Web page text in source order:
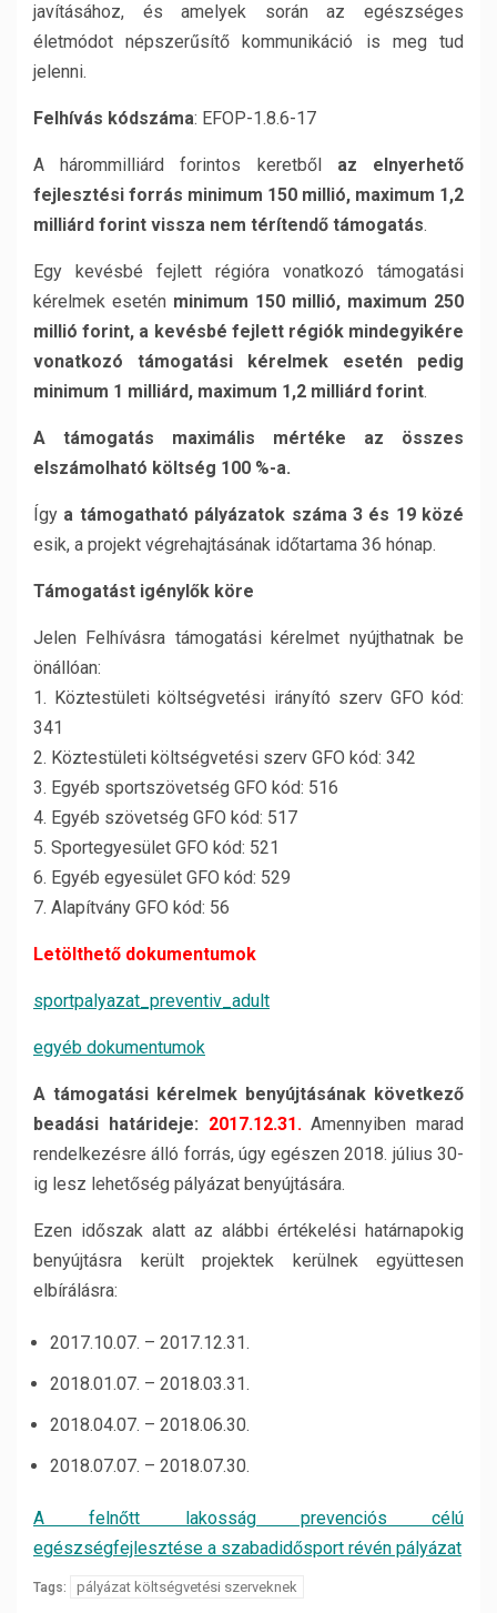
javításához, és amelyek során az egészséges
életmódot népszerűsítő kommunikáció is meg tud
jelenni.
Felhívás kódszáma: EFOP-1.8.6-17
A hárommilliárd forintos keretből az elnyerhető
fejlesztési forrás minimum 150 millió, maximum 1,2
milliárd forint vissza nem térítendő támogatás.
Egy kevésbé fejlett régióra vonatkozó támogatási
kérelmek esetén minimum 150 millió, maximum 250
millió forint, a kevésbé fejlett régiók mindegyikére
vonatkozó támogatási kérelmek esetén pedig
minimum 1 milliárd, maximum 1,2 milliárd forint.
A támogatás maximális mértéke az összes
elszámolható költség 100 %-a.
Így a támogatható pályázatok száma 3 és 19 közé
esik, a projekt végrehajtásának időtartama 36 hónap.
Támogatást igénylők köre
Jelen Felhívásra támogatási kérelmet nyújthatnak be
önállóan:
1. Köztestületi költségvetési irányító szerv GFO kód:
341
2. Köztestületi költségvetési szerv GFO kód: 342
3. Egyéb sportszövetség GFO kód: 516
4. Egyéb szövetség GFO kód: 517
5. Sportegyesület GFO kód: 521
6. Egyéb egyesület GFO kód: 529
7. Alapítvány GFO kód: 56
Letölthető dokumentumok
sportpalyazat_preventiv_adult
egyéb dokumentumok
A támogatási kérelmek benyújtásának következő
beadási határideje: 2017.12.31.Amennyiben marad
rendelkezésre álló forrás, úgy egészen 2018. július 30-
ig lesz lehetőség pályázat benyújtására.
Ezen időszak alatt az alábbi értékelési határnapokig
benyújtásra került projektek kerülnek együttesen
elbírálásra:
2017.10.07. – 2017.12.31.
2018.01.07. – 2018.03.31.
2018.04.07. – 2018.06.30.
2018.07.07. – 2018.07.30.
A felnőtt lakosság prevenciós célú
egészségfejlesztése a szabadidősport révén pályázat
Tags: pályázat költségvetési szerveknek